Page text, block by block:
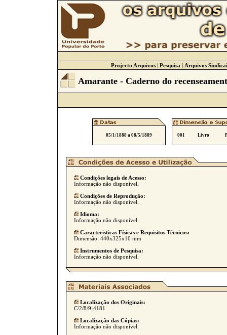
Projecto Arquivos| Pesquisa | Arquivos
Amarante - Caderno do
05/1/1888 a 08/5/1889 001 Livro
Condições legais de Acesso:
Informação não disponível.
Condições de Reprodução:
Informação não disponível.
Idioma:
Informação não disponível.
Caracteristicas Físicas e Requisitos Técnicos:
Dimensão: 440x325x10 mm
Instrumentos de Pesquisa:
Informação não disponível.
Localização dos Originais:
C/2/8/9-4181
Localização das Cópias:
Informação não disponível.